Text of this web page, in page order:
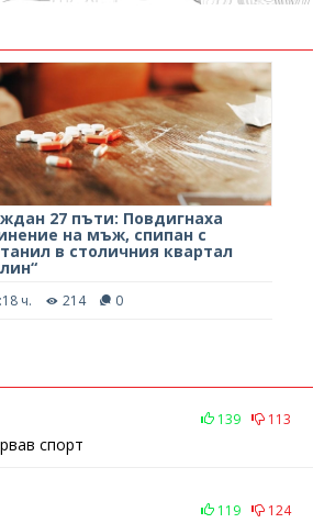
27 пъти: Повдигнаха
на мъж, спипан с
в столичния квартал
ч. 214 0
139 113
спорт
119 124